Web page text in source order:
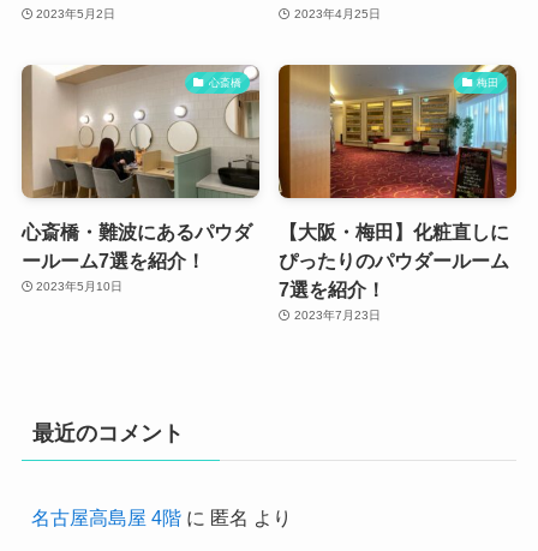
2023年5月2日 2023年4月25日
心斎橋
心斎橋・難波にあるパウダ
ールーム7選を紹介！
2023年5月10日
梅田
【大阪・梅田】化粧直しに
ぴったりのパウダールーム
7選を紹介！
2023年7月23日
最近のコメント
名古屋高島屋 4階に 匿名 より